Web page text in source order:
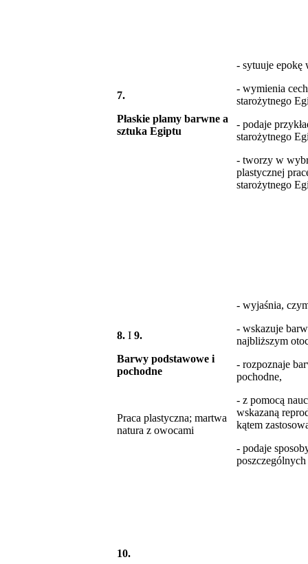
7.
Płaskie plamy barwne a
sztuka Egiptu
- sytuuje epokę
- wymienia
starożytnego
- podaje
starożytnego
- tworzy w
plastycznej
starożytnego
8. I 9.
Barwy podstawowe i
pochodne
Praca plastyczna; martwa
natura z owocami
- wyjaśnia,
- wskazuje
najbliższym
- rozpoznaje
pochodne,
- z pomocą
wskazaną
kątem
- podaje
10.